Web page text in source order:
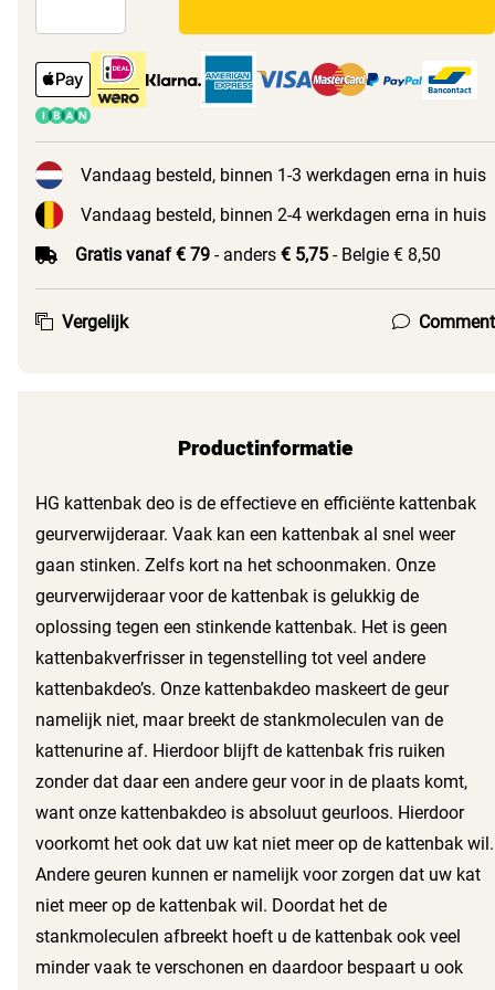
Vandaag besteld, binnen 1-3 werkdagen erna in huis
Vandaag besteld, binnen 2-4 werkdagen erna in huis
Gratis vanaf € 79 - anders € 5,75 - Belgie € 8,50
Vergelijk Comment
Productinformatie
HG kattenbak deo is de effectieve en efficiënte kattenbak
geurverwijderaar. Vaak kan een kattenbak al snel weer
gaan stinken. Zelfs kort na het schoonmaken. Onze
geurverwijderaar voor de kattenbak is gelukkig de
oplossing tegen een stinkende kattenbak. Het is geen
kattenbakverfrisser in tegenstelling tot veel andere
kattenbakdeo’s. Onze kattenbakdeo maskeert de geur
namelijk niet, maar breekt de stankmoleculen van de
kattenurine af. Hierdoor blijft de kattenbak fris ruiken
zonder dat daar een andere geur voor in de plaats komt,
want onze kattenbakdeo is absoluut geurloos. Hierdoor
voorkomt het ook dat uw kat niet meer op de kattenbak wil.
Andere geuren kunnen er namelijk voor zorgen dat uw kat
niet meer op de kattenbak wil. Doordat het de
stankmoleculen afbreekt hoeft u de kattenbak ook veel
minder vaak te verschonen en daardoor bespaart u ook